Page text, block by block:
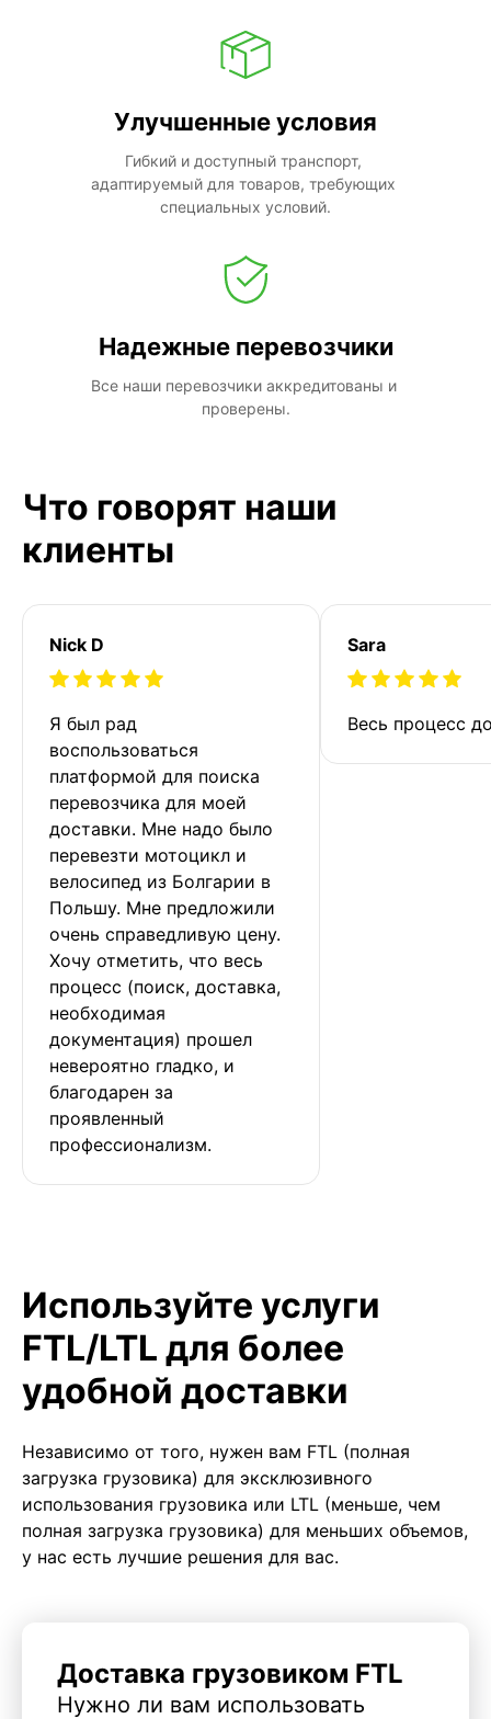
Улучшенные условия
Гибкий и доступный транспорт,
адаптируемый для товаров, требующих
специальных условий.
Надежные перевозчики
Все наши перевозчики аккредитованы и
проверены.
Что говорят наши
клиенты
Nick D
Я был рад
воспользоваться
платформой для поиска
перевозчика для моей
доставки. Мне надо было
перевезти мотоцикл и
велосипед из Болгарии в
Польшу. Мне предложили
очень справедливую цену.
Хочу отметить, что весь
процесс (поиск, доставка,
необходимая
документация) прошел
невероятно гладко, и
благодарен за
проявленный
профессионализм.
Sara
Весь процесс
Используйте услуги
FTL/LTL для более
удобной доставки
Независимо от того, нужен вам FTL (полная
загрузка грузовика) для эксклюзивного
использования грузовика или LTL (меньше, чем
полная загрузка грузовика) для меньших объемов,
у нас есть лучшие решения для вас.
Доставка грузовиком FTL
Нужно ли вам использовать